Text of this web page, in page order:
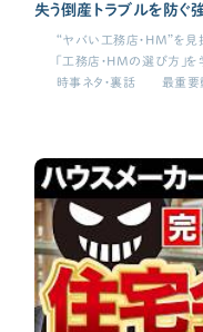
失う倒産トラブルを防
文住宅/新築］
“ヤバい工務店・HM”を見
「工務店・HMの選び方」
時事ネタ・裏話
最重要